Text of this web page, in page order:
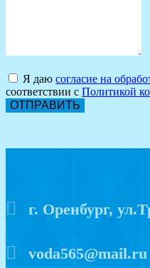
Я даю согласие на
соответствии с Политикой
ОТПРАВИТЬ
г. Оренбург,
voda565@mail.ru